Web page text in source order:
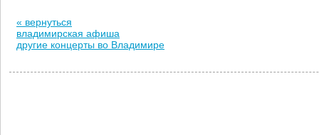
« вернуться
владимирская афиша
другие концерты во Владимире